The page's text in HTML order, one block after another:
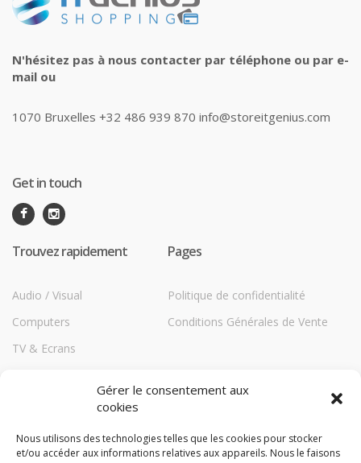
Gérer le consentement aux
cookies
Nous utilisons des technologies telles que les cookies pour stocker
et/ou accéder aux informations relatives aux appareils. Nous le faisons
N'hésitez pas à nous contacter par téléphone ou par e-
mail ou
1070 Bruxelles +32 486 939 870 info@storeitgenius.com
Get in touch
Trouvez rapidement
Audio / Visual
Computers
TV & Ecrans
Storage
Pages
Politique de confidentialité
Conditions Générales de Vente